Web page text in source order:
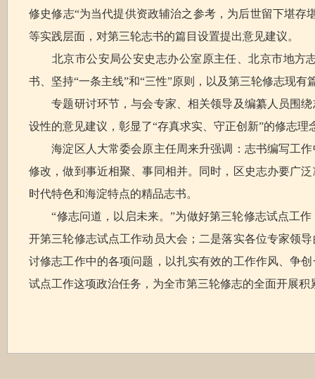
修史修志“为当代提供资政辅治之参考，为后世留下堪
等实践层面，对第三轮志书的篇目设置提出意见建议。
北京市公安局公安史志办公室原主任、北京市地方
书、坚持“一条主线”和“三性”原则，以及第三轮修志现
专题研讨环节，与会专家、相关领导及编纂人员围绕
设性的意见建议，彰显了“存真求实、守正创新”的修志理
海淀区人大常委会原主任周来升强调：志书编写工作
修改，做到事近相聚、事同相并。同时，区史志办要广
时代特色和海淀特点的精品志书。
“修志问道，以启未来。”为做好第三轮修志试点工作
开第三轮修志试点工作动员大会；二是落实各位专家领
讨修志工作中的各项问题，以扎实有效的工作作风、争
试点工作这项政治任务，为全市第三轮修志的全面开展